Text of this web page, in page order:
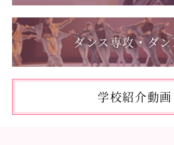
2026.05.17
「第62回東日本選手権大会」に出場
2026.05.10
「国民スポーツ大会東京都予選」に
2026.05.03
「THE DANCE WORLDS 2026」に出場
2026.04.27
ダンス専攻・ダ
学校紹介動画